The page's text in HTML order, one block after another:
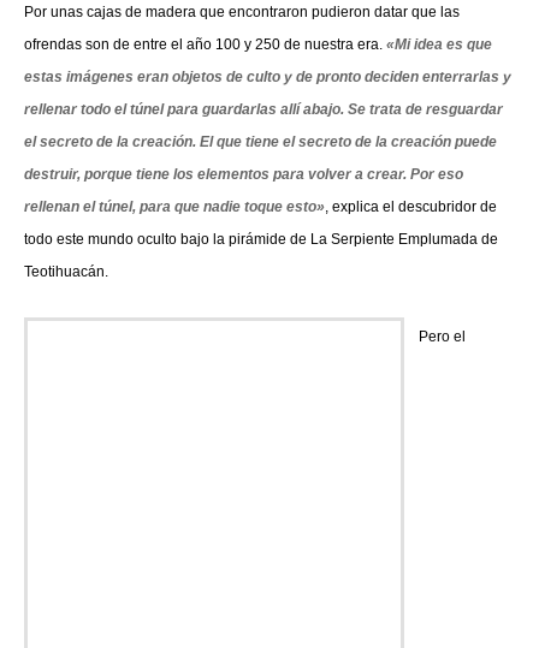
Por unas cajas de madera que encontraron pudieron datar que las
ofrendas son de entre el año 100 y 250 de nuestra era. «Mi idea es que
estas imágenes eran objetos de culto y de pronto deciden enterrarlas y
rellenar todo el túnel para guardarlas allí abajo. Se trata de resguardar
el secreto de la creación. El que tiene el secreto de la creación puede
destruir, porque tiene los elementos para volver a crear. Por eso
rellenan el túnel, para que nadie toque esto», explica el descubridor de
todo este mundo oculto bajo la pirámide de La Serpiente Emplumada de
Teotihuacán.
Pero el